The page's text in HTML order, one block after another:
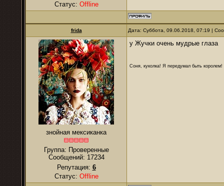
Статус: Offline
frida Дата: Суббота, 09.06.2018, 07:19 |
знойная мексиканка
Группа: Проверенные
Сообщений: 17234
Репутация: 6
Статус: Offline
у Жучки очень мудрые глаза
Соня, куколка! Я передумал быть